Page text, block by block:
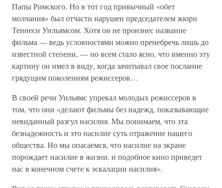
Папы Римского. Но в тот год привычный «обет
молчания» был отчасти нарушен председателем жюри
Теннеси Уильямсом. Хотя он не произнес название
фильма — ведь условностями можно пренебречь лишь до
известной степени, — но всем стало ясно, что именно эту
картину он имел в виду, когда зачитывал свое послание
грядущим поколениям режиссеров…
В своей речи Уильямс упрекал молодых режиссеров в
том, что они «делают фильмы без надежд, показывающие
невиданный разгул насилия. Мы понимаем, что эта
безнадежность и это насилие суть отражение нашего
общества. Но мы опасаемся, что насилие на экране
порождает насилие в жизни, и подобное кино приведет
нас в конечном счете к эскалации насилия».